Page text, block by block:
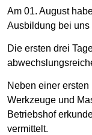
Am 01. August
Ausbildung bei
Die ersten drei
Neben einer
Werkzeuge und
Betriebshof
vermittelt.